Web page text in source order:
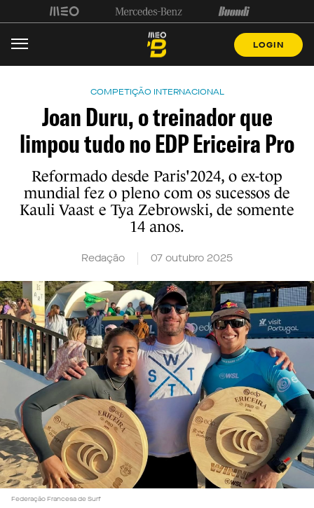
LOGIN
COMPETIÇÃO INTERNACIONAL
Joan Duru, o treinador que
limpou tudo no EDP Ericeira Pro
Reformado desde Paris'2024, o ex-top
mundial fez o pleno com os sucessos de
Kauli Vaast e Tya Zebrowski, de somente
14 anos.
Redação 07 outubro 2025
Federação Francesa de Surf